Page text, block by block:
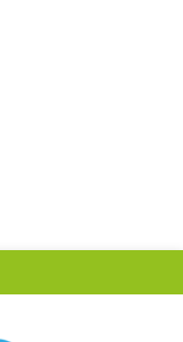
infos du CIPRO